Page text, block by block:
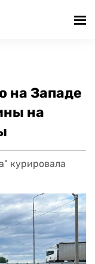
на Западе
на
курировала